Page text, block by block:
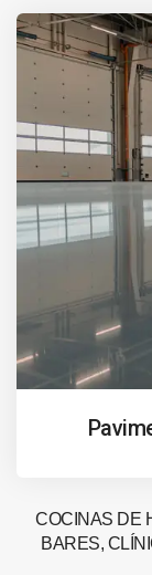
COCINAS DE
BARES,